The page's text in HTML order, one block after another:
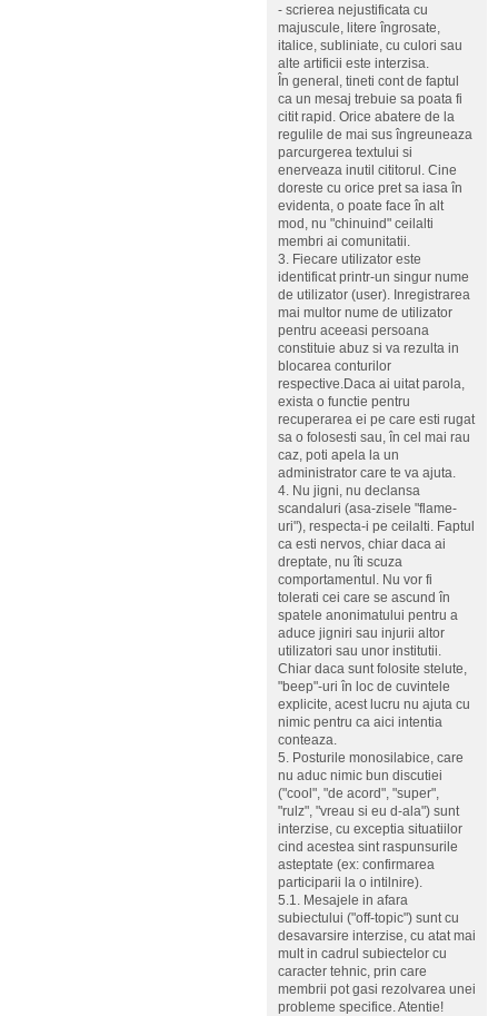
- scrierea nejustificata cu
majuscule, litere îngrosate,
italice, subliniate, cu culori sau
alte artificii este interzisa.
În general, tineti cont de faptul
ca un mesaj trebuie sa poata fi
citit rapid. Orice abatere de la
regulile de mai sus îngreuneaza
parcurgerea textului si
enerveaza inutil cititorul. Cine
doreste cu orice pret sa iasa în
evidenta, o poate face în alt
mod, nu "chinuind" ceilalti
membri ai comunitatii.
3. Fiecare utilizator este
identificat printr-un singur nume
de utilizator (user). Inregistrarea
mai multor nume de utilizator
pentru aceeasi persoana
constituie abuz si va rezulta in
blocarea conturilor
respective.Daca ai uitat parola,
exista o functie pentru
recuperarea ei pe care esti rugat
sa o folosesti sau, în cel mai rau
caz, poti apela la un
administrator care te va ajuta.
4. Nu jigni, nu declansa
scandaluri (asa-zisele "flame-
uri"), respecta-i pe ceilalti. Faptul
ca esti nervos, chiar daca ai
dreptate, nu îti scuza
comportamentul. Nu vor fi
tolerati cei care se ascund în
spatele anonimatului pentru a
aduce jigniri sau injurii altor
utilizatori sau unor institutii.
Chiar daca sunt folosite stelute,
"beep"-uri în loc de cuvintele
explicite, acest lucru nu ajuta cu
nimic pentru ca aici intentia
conteaza.
5. Posturile monosilabice, care
nu aduc nimic bun discutiei
("cool", "de acord", "super",
"rulz", "vreau si eu d-ala") sunt
interzise, cu exceptia situatiilor
cind acestea sint raspunsurile
asteptate (ex: confirmarea
participarii la o intilnire).
5.1. Mesajele in afara
subiectului ("off-topic") sunt cu
desavarsire interzise, cu atat mai
mult in cadrul subiectelor cu
caracter tehnic, prin care
membrii pot gasi rezolvarea unei
probleme specifice. Atentie!